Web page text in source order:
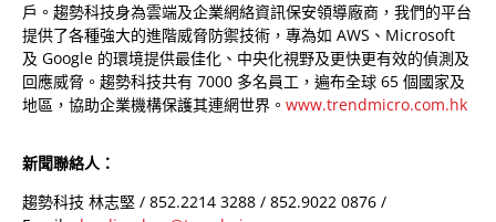
戶。趨勢科技身為雲端及企業網絡資訊保安領導廠商，我們的平台
提供了各種強大的進階威脅防禦技術，專為如 AWS、Microsoft
及 Google 的環境提供最佳化、中央化視野及更快更有效的偵測及
回應威脅。趨勢科技共有 7000 多名員工，遍布全球 65 個國家及
地區，協助企業機構保護其連網世界。 www.trendmicro.com.hk
新聞聯絡人：
趨勢科技 林志堅 / 852.2214 3288 / 852.9022 0876 /